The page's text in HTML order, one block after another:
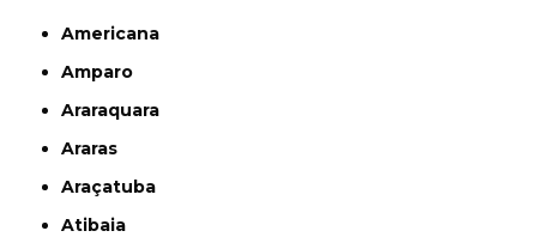
Americana
Amparo
Araraquara
Araras
Araçatuba
Atibaia